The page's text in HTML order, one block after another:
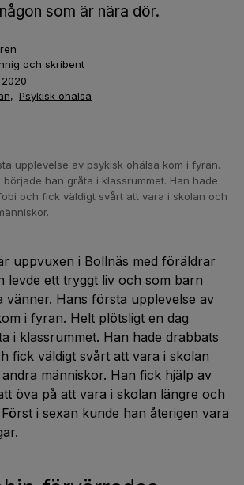
och skribent
, Psykisk ohälsa
som är nära dör.
upplevelse av psykisk ohälsa kom i fyran.
började han gråta i klassrummet. Han hade
och fick väldigt svårt att vara i skolan och
uppvuxen i Bollnäs med föräldrar
levde ett tryggt liv och som barn
vänner. Hans första upplevelse av
i fyran. Helt plötsligt en dag
i klassrummet. Han hade drabbats
fick väldigt svårt att vara i skolan
människor. Han fick hjälp av
öva på att vara i skolan längre och
i sexan kunde han återigen vara